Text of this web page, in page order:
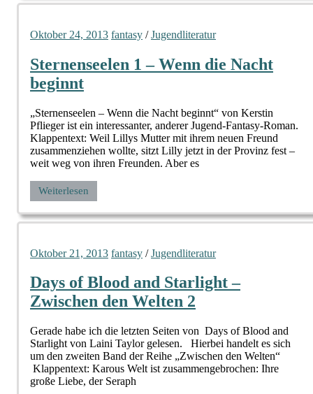
Oktober 24, 2013 fantasy /Jugendliteratur
Sternenseelen 1 – Wenn die Nacht
beginnt
„Sternenseelen – Wenn die Nacht beginnt“ von Kerstin
Pflieger ist ein interessanter, anderer Jugend-Fantasy-Roman.
Klappentext: Weil Lillys Mutter mit ihrem neuen Freund
zusammenziehen wollte, sitzt Lilly jetzt in der Provinz fest –
weit weg von ihren Freunden. Aber es
Weiterlesen
Oktober 21, 2013 fantasy /Jugendliteratur
Days of Blood and Starlight –
Zwischen den Welten 2
Gerade habe ich die letzten Seiten von Days of Blood and
Starlight von Laini Taylor gelesen. Hierbei handelt es sich
um den zweiten Band der Reihe „Zwischen den Welten“
Klappentext: Karous Welt ist zusammengebrochen: Ihre
große Liebe, der Seraph